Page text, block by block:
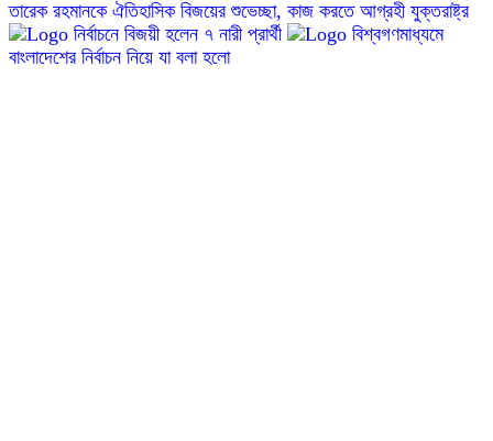
তারেক রহমানকে ঐতিহাসিক বিজয়ের শুভেচ্ছা, কাজ করতে আগ্রহী যুক্তরাষ্ট্র
নির্বাচনে বিজয়ী হলেন ৭ নারী প্রার্থী
বিশ্বগণমাধ্যমে
বাংলাদেশের নির্বাচন নিয়ে যা বলা হলো